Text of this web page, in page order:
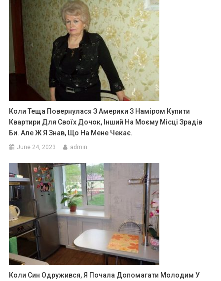
Коли Теща Повернулася З Америки З Наміром Купити
Квартири Для Своїх Дочок, Інший На Моєму Місці Зрадів
Би. Але Ж Я Знав, Що На Мене Чекає.
June 24, 2023 admin
Коли Син Одружився, Я Почала Допомагати Молодим У